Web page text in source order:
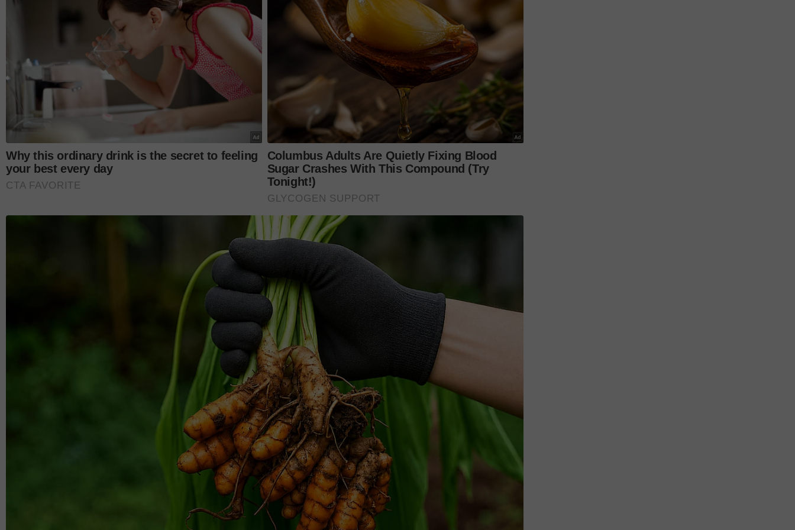
World Records supaya Samm diiktiraf secara rasmi.
Terdahulu, Guinness menyenaraikan kucing tertua dinamakan Creme Puff sebagai kucing
tertua. Crème Puff tinggal di Texas dan hidup hingga 38 tahun.
Baca juga:
[VIDEO]'Pintarnya si Oyen'- Kucing buka kunci jendela raih perhatian, 6.6 juta
tontonan
Ikuti kami di
Instagram!
Sumber: United Press International
Layari portalSinarPlusuntuk info terkini dan bermanfaat!
Jangan lupa follow kami di Twitter, YouTube
MAKANAN KUCING TOMKRAFyang kini sudah berada di 37
cawangan KK Super Mart terpilih di Shah Alam atau beli secara online di platform